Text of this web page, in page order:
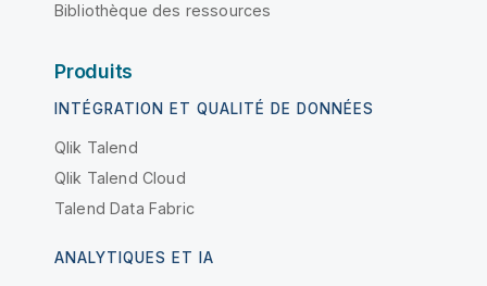
Bibliothèque des ressources
Produits
INTÉGRATION ET QUALITÉ DE DONNÉES
Qlik Talend
Qlik Talend Cloud
Talend Data Fabric
ANALYTIQUES ET IA